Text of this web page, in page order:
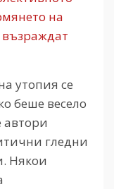
на
възраждат
утопия се
беше весело
автори
гледни
Някои